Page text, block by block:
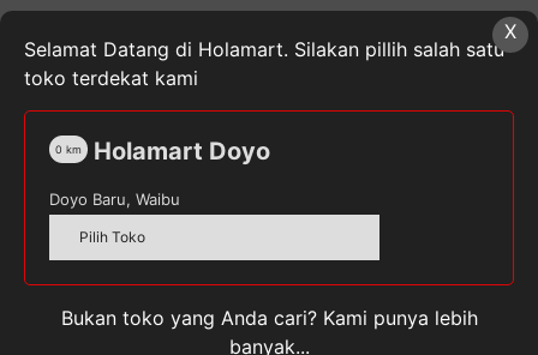
Leci
Kaleng
-
SKU:8888140202124 Kategori:Makanan Kaleng ,
Makanan Segar, Beku & Kaleng
X
Selamat Datang di Holamart. Silakan pillih salah satu
toko terdekat kami
Holamart Doyo
0 km
Doyo Baru, Waibu
Pilih Toko
Bukan toko yang Anda cari? Kami punya lebih
banyak...